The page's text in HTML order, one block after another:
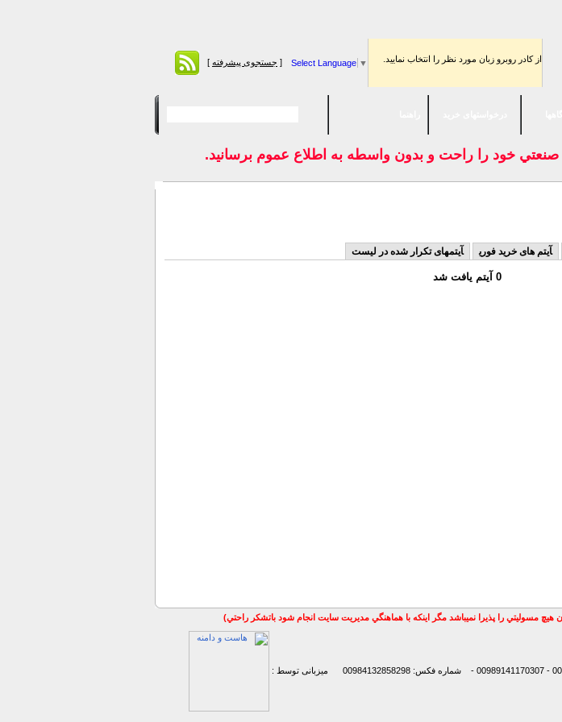
از كادر روبرو زبان مورد نظر را انتخاب نماييد. Select Language ▼
[ جستجوی پیشرفته ]
خود را راحت و بدون واسطه به اطلاع عموم برسانيد.
آیتم های خرید فوری آیتمهای تکرار شده در لیست
0 آیتم یافت شد
مسوليتي را پذيرا نميباشد مگر اينكه با هماهنگي مديريت سايت انجام شود باتشكر راحتي)
شماره فکس: 00984132858298 میزبانی توسط :